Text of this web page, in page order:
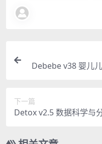
Debebe v38 婴儿
下一篇
Detox v2.5 数据科学与